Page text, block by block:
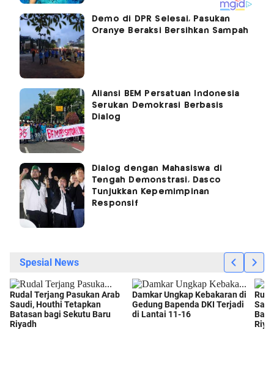
Demo di DPR Selesai, Pasukan
Oranye Beraksi Bersihkan Sampah
Aliansi BEM Persatuan Indonesia
Serukan Demokrasi Berbasis
Dialog
Dialog dengan Mahasiswa di
Tengah Demonstrasi, Dasco
Tunjukkan Kepemimpinan
Responsif